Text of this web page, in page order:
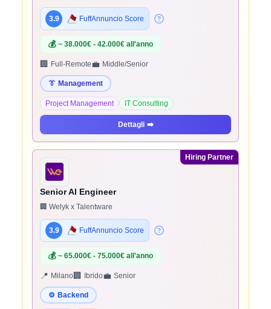
3.9 FuffAnnuncio Score
💰 ~ 38.000€ - 42.000€ all'anno
🏢 Full-Remote💼 Middle/Senior
👔 Management
Project Management IT Consulting
Dettagli ➡️
Hiring Partner
Senior AI Engineer
🏢 Welyk x Talentware
3.9 FuffAnnuncio Score
💰 ~ 65.000€ - 75.000€ all'anno
📍 Milano🏢 Ibrido💼 Senior
⚙️ Backend